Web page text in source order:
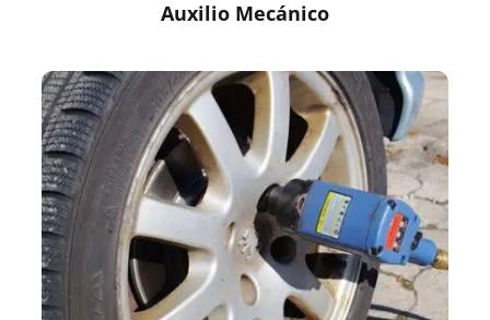
Auxilio Mecánico